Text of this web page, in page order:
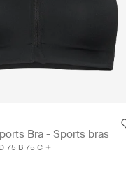
Bra - Sports bras
75 B 75 C